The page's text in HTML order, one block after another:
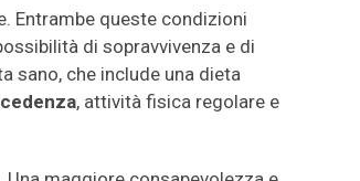
Entrambe queste condizioni
di sopravvivenza e di
sano, che include una dieta
, attività fisica regolare e